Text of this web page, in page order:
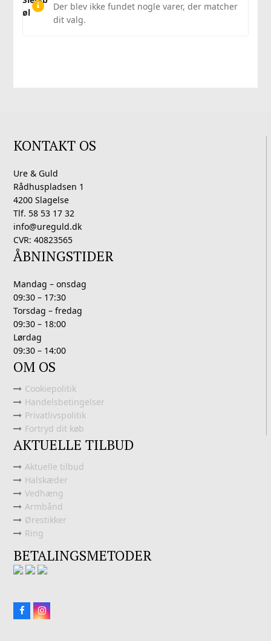
Der blev ikke fundet nogle varer, der matcher
dit valg.
KONTAKT OS
Ure & Guld
Rådhuspladsen 1
4200 Slagelse
Tlf. 58 53 17 32
info@ureguld.dk
CVR: 40823565
ÅBNINGSTIDER
Mandag – onsdag
09:30 – 17:30
Torsdag – fredag
09:30 – 18:00
Lørdag
09:30 – 14:00
OM OS
Cookiepolitik
Handelsbetingelser
Privatlivspolitik
Fortryd dit køb
AKTUELLE TILBUD
Aktuelle tilbud
Halskæder
Vedhæng
Armbånd
Ørestikker
Ring
BETALINGSMETODER
FacebookInstagram